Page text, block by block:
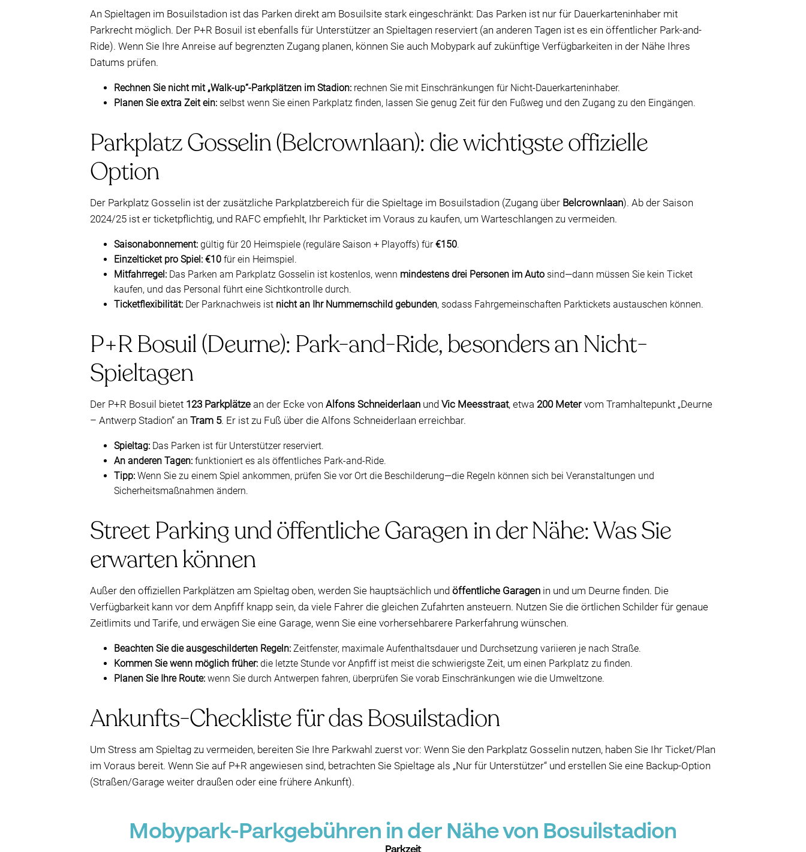
An Spieltagen im Bosuilstadion ist das Parken direkt am Bosuilsite stark eingeschränkt: Das Parken ist nur für Dauerkarteninhaber mit
Parkrecht möglich. Der P+R Bosuil ist ebenfalls für Unterstützer an Spieltagen reserviert (an anderen Tagen ist es ein öffentlicher Park-and-
Ride). Wenn Sie Ihre Anreise auf begrenzten Zugang planen, können Sie auch Mobypark auf zukünftige Verfügbarkeiten in der Nähe Ihres
Datums prüfen.
Rechnen Sie nicht mit „Walk-up“-Parkplätzen im Stadion: rechnen Sie mit Einschränkungen für Nicht-Dauerkarteninhaber.
Planen Sie extra Zeit ein: selbst wenn Sie einen Parkplatz finden, lassen Sie genug Zeit für den Fußweg und den Zugang zu den Eingängen.
Parkplatz Gosselin (Belcrownlaan): die wichtigste offizielle
Option
Der Parkplatz Gosselin ist der zusätzliche Parkplatzbereich für die Spieltage im Bosuilstadion (Zugang über Belcrownlaan). Ab der Saison
2024/25 ist er ticketpflichtig, und RAFC empfiehlt, Ihr Parkticket im Voraus zu kaufen, um Warteschlangen zu vermeiden.
Saisonabonnement: gültig für 20 Heimspiele (reguläre Saison + Playoffs) für€150.
Einzelticket pro Spiel: €10 für ein Heimspiel.
Mitfahrregel: Das Parken am Parkplatz Gosselin ist kostenlos, wenn mindestens drei Personen im Auto sind—dann müssen Sie kein Ticket
kaufen, und das Personal führt eine Sichtkontrolle durch.
Ticketflexibilität: Der Parknachweis ist nicht an Ihr Nummernschild gebunden, sodass Fahrgemeinschaften Parktickets austauschen können.
P+R Bosuil (Deurne): Park-and-Ride, besonders an Nicht-
Spieltagen
Der P+R Bosuil bietet 123 Parkplätze an der Ecke von Alfons Schneiderlaan und Vic Meesstraat, etwa 200 Metervom Tramhaltepunkt „Deurne
– Antwerp Stadion“ an Tram 5. Er ist zu Fuß über die Alfons Schneiderlaan erreichbar.
Spieltag: Das Parken ist für Unterstützer reserviert.
An anderen Tagen: funktioniert es als öffentliches Park-and-Ride.
Tipp: Wenn Sie zu einem Spiel ankommen, prüfen Sie vor Ort die Beschilderung—die Regeln können sich bei Veranstaltungen und
Sicherheitsmaßnahmen ändern.
Street Parking und öffentliche Garagen in der Nähe: Was Sie
erwarten können
Außer den offiziellen Parkplätzen am Spieltag oben, werden Sie hauptsächlich und öffentliche Garagen in und um Deurne finden. Die
Verfügbarkeit kann vor dem Anpfiff knapp sein, da viele Fahrer die gleichen Zufahrten ansteuern. Nutzen Sie die örtlichen Schilder für genaue
Zeitlimits und Tarife, und erwägen Sie eine Garage, wenn Sie eine vorhersehbarere Parkerfahrung wünschen.
Beachten Sie die ausgeschilderten Regeln: Zeitfenster, maximale Aufenthaltsdauer und Durchsetzung variieren je nach Straße.
Kommen Sie wenn möglich früher: die letzte Stunde vor Anpfiff ist meist die schwierigste Zeit, um einen Parkplatz zu finden.
Planen Sie Ihre Route: wenn Sie durch Antwerpen fahren, überprüfen Sie vorab Einschränkungen wie die Umweltzone.
Ankunfts-Checkliste für das Bosuilstadion
Um Stress am Spieltag zu vermeiden, bereiten Sie Ihre Parkwahl zuerst vor: Wenn Sie den Parkplatz Gosselin nutzen, haben Sie Ihr Ticket/Plan
im Voraus bereit. Wenn Sie auf P+R angewiesen sind, betrachten Sie Spieltage als „Nur für Unterstützer“ und erstellen Sie eine Backup-Option
(Straßen/Garage weiter draußen oder eine frühere Ankunft).
Mobypark-Parkgebühren in der Nähe von Bosuilstadion